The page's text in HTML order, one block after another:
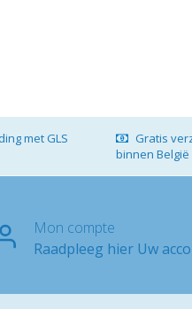
met GLS
Gratis
binnen België
Mon compte
Raadpleeg hier Uw